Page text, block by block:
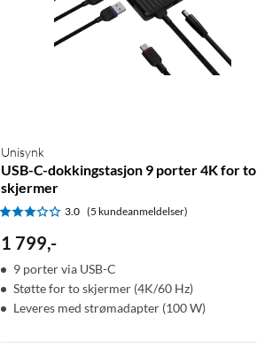
Unisynk
USB-C-dokkingstasjon 9 porter 4K for to
skjermer
3.0 (5 kundeanmeldelser)
1 799,-
9 porter via USB-C
Støtte for to skjermer (4K/60 Hz)
Leveres med strømadapter (100 W)